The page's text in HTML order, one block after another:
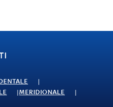
MERIDIONALE